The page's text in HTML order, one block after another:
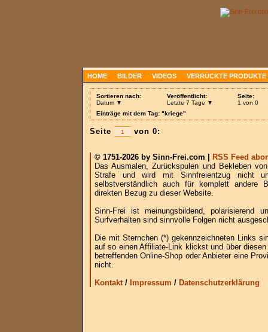
HOME BILDER VIDEOS VERRÜCKTE PRODUKTE
Sortieren nach:
Datum ▼
Veröffentlicht:
Letzte 7 Tage ▼
Seite:
1 von 0
Einträge mit dem Tag: "kriege"
Seite von 0:
© 1751-2026 by Sinn-Frei.com |
RSS Feed
Das Ausmalen, Zurückspulen und Bekleben
Strafe und wird mit Sinnfreientzug nicht
selbstverständlich auch für komplett andere
direkten Bezug zu dieser Website.
Sinn-Frei ist meinungsbildend, polarisierend
Surfverhalten sind sinnvolle Folgen nicht
Die mit Sternchen (*) gekennzeichneten Links
auf so einen Affiliate-Link klickst und über
betreffenden Online-Shop oder Anbieter eine
nicht.
Kontakt/ Impressum / Datenschutzerklärung